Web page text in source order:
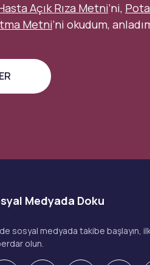
Açık Rıza Metni’ni,
Metni’ni okudum,
Medyada Doku
sosyal medyada takibe başlayın,
olun.